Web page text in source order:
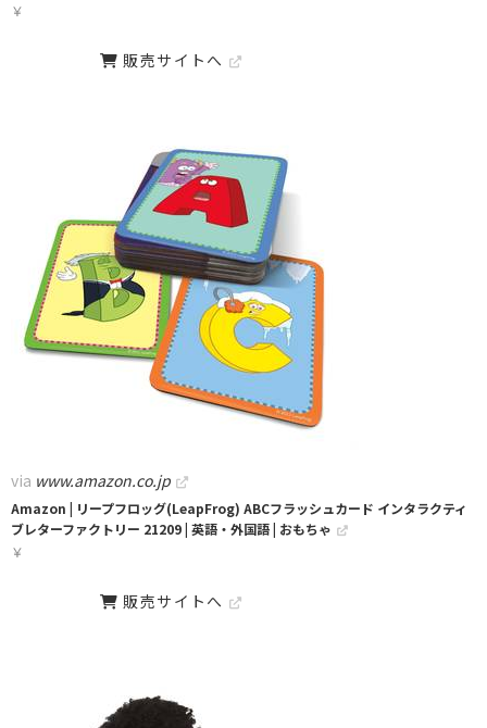
￥
販売サイトへ
via www.amazon.co.jp
Amazon | リープフロッグ(LeapFrog) ABCフラッシュカード インタラクティ
ブレターファクトリー 21209 | 英語・外国語 | おもちゃ
￥
販売サイトへ